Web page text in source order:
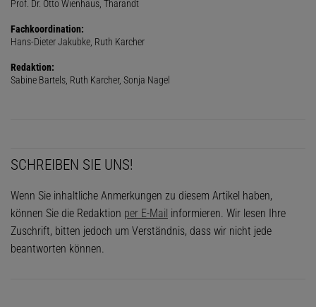
Prof. Dr. Otto Wienhaus, Tharandt
Fachkoordination:
Hans-Dieter Jakubke, Ruth Karcher
Redaktion:
Sabine Bartels, Ruth Karcher, Sonja Nagel
SCHREIBEN SIE UNS!
Wenn Sie inhaltliche Anmerkungen zu diesem Artikel haben,
können Sie die Redaktion per E-Mail informieren. Wir lesen Ihre
Zuschrift, bitten jedoch um Verständnis, dass wir nicht jede
beantworten können.